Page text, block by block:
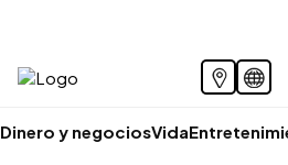
Dinero y negociosVida